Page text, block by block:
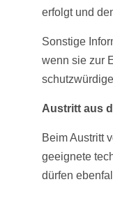
erfolgt und
Sonstige
wenn sie zur
Austritt aus
Beim Austritt
geeignete
dürfen